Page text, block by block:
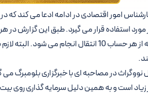
دقیقه از هر حساب 10 انتقال انجام می
نووگراث در مصاحبه ای با خبرگزاری
زیاد است و به همین دلیل سرمایه گذاری روی